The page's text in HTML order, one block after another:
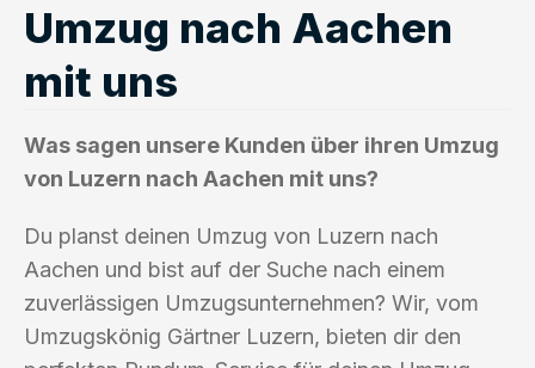
Umzug nach Aachen
mit uns
Was sagen unsere Kunden über ihren Umzug
von Luzern nach Aachen mit uns?
Du planst deinen Umzug von Luzern nach
Aachen und bist auf der Suche nach einem
zuverlässigen Umzugsunternehmen? Wir, vom
Umzugskönig Gärtner Luzern, bieten dir den